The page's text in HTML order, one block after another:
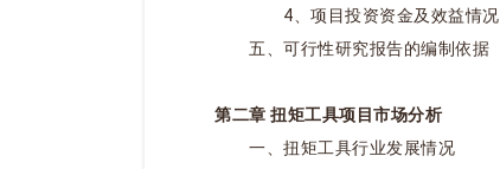
4、项目投资资金及效益情况
五、可行性研究报告的编制依据
第二章 扭矩工具项目市场分析
一、扭矩工具行业发展情况